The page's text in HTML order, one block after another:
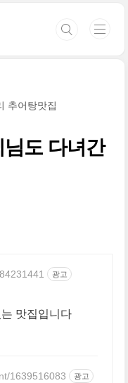
추어탕맛집
도 다녀간
광고
맛집입니다
1639516083 광고